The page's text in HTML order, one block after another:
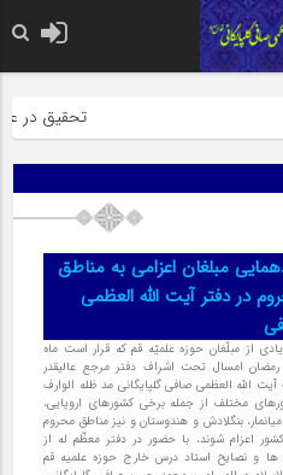
تحقیق در
مبلغان اعزامی به مناطق
در دفتر آیت الله العظمی
از مبلّغان حوزه علمیّه قم که قرار است ماه
رمضان امسال تحت اشراف دفتر مرجع عالیقدر
الله العظمی صافی گلپایگانی مد ظله الوارف
مختلف از جمله برخی کشورهای اروپایی،
میانمار، بنگلادش و هندوستان و نیز مناطق محروم
اعزام شوند، با حضور در دفتر معظّم له از
ها و نصایح استاد درس خارج حوزه علمیه قم